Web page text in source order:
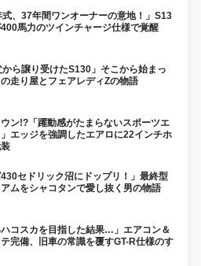
式、37年間ワンオーナーの意地！」S13
馬力のツインチャージ仕様で覚醒
から譲り受けたS130」そこから始まっ
走り屋とフェアレディZの物語
ン!?「躍動感がたまらないスポーツエ
エッジを強調したエアロに22インチホ
430セドリック沼にドップリ！」最終型
ムをシャコタンで愛し抜く男の物語
ハコスカを目指した結果…」エアコン＆
完備、旧車の常識を覆すGT-R仕様のす